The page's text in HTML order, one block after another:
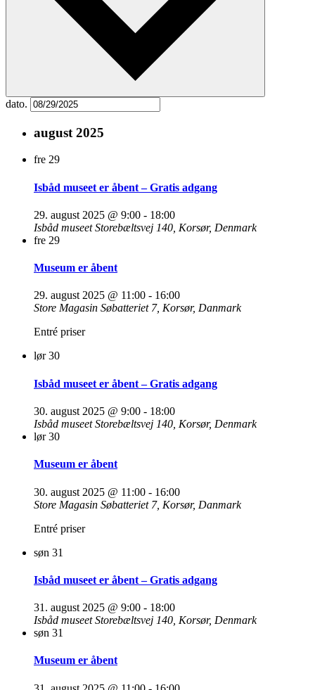
dato.
august 2025
fre 29
Isbåd museet er åbent – Gratis adgang
29. august 2025 @ 9:00 - 18:00
Isbåd museetStorebæltsvej 140, Korsør, Denmark
fre 29
Museum er åbent
29. august 2025 @ 11:00 - 16:00
Store Magasin Søbatteriet 7, Korsør, Danmark
Entré priser
lør30
Isbåd museet er åbent – Gratis adgang
30. august 2025 @ 9:00 - 18:00
Isbåd museetStorebæltsvej 140, Korsør, Denmark
lør30
Museum er åbent
30. august 2025 @ 11:00 - 16:00
Store Magasin Søbatteriet 7, Korsør, Danmark
Entré priser
søn 31
Isbåd museet er åbent – Gratis adgang
31. august 2025 @ 9:00 - 18:00
Isbåd museetStorebæltsvej 140, Korsør, Denmark
søn 31
Museum er åbent